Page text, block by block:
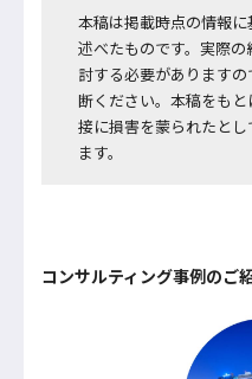
本稿は掲載時点の情報
述べたものです。実際
討する必要があります
断ください。本稿をも
接に損害を蒙られたと
ます。
コンサルティング事例のご